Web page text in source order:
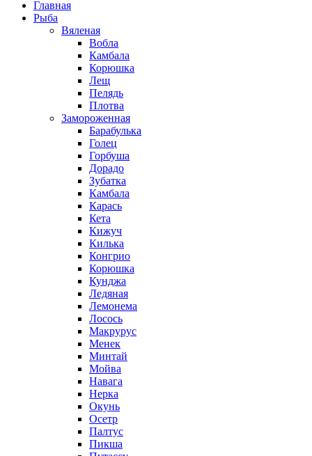
Главная
Рыба
Вяленая
Вобла
Камбала
Корюшка
Лещ
Пелядь
Плотва
Замороженная
Барабулька
Голец
Горбуша
Дорадо
Зубатка
Камбала
Карась
Кета
Кижуч
Килька
Конгрио
Корюшка
Кунджа
Ледяная
Лемонема
Лосось
Макрурус
Менек
Минтай
Мойва
Навага
Нерка
Окунь
Осетр
Палтус
Пикша